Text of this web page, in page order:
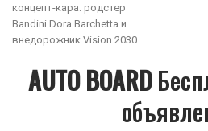
концепт-кара: родстер
Bandini Dora Barchetta и
внедорожник Vision 2030…
AUTO BOARD